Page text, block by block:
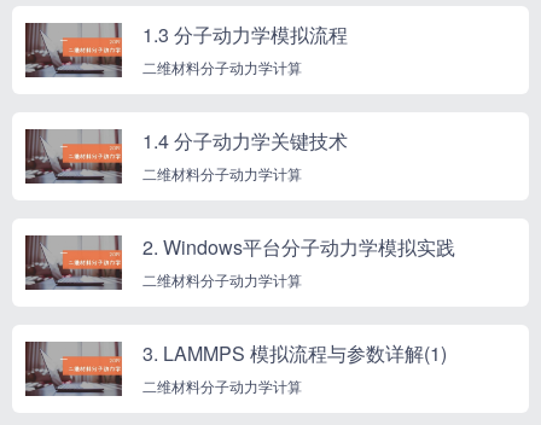
1.3 分子动力学模拟流程
二维材料分子动力学计算
1.4 分子动力学关键技术
二维材料分子动力学计算
2. Windows平台分子动力学模拟实践
二维材料分子动力学计算
3. LAMMPS 模拟流程与参数详解(1)
二维材料分子动力学计算